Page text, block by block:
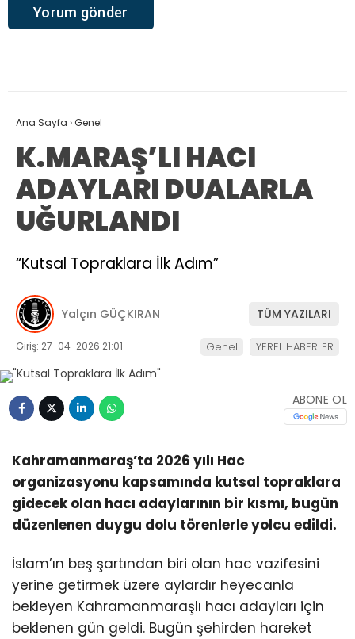
Ana Sayfa ›Genel
K.MARAŞ’LI HACI
ADAYLARI DUALARLA
UĞURLANDI
“Kutsal Topraklara İlk Adım”
Yalçın GÜÇKIRAN TÜM YAZILARI
Giriş: 27-04-2026 21:01 Genel YEREL HABERLER
ABONE OL
Kahramanmaraş’ta 2026 yılı Hac
organizasyonu kapsamında kutsal topraklara
gidecek olan hacı adaylarının bir kısmı, bugün
düzenlenen duygu dolu törenlerle yolcu edildi.
İslam’ın beş şartından biri olan hac vazifesini
yerine getirmek üzere aylardır heyecanla
bekleyen Kahramanmaraşlı hacı adayları için
beklenen gün geldi. Bugün şehirden hareket